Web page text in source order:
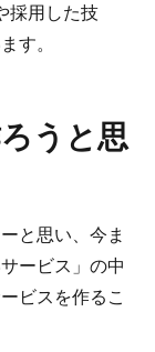
採用した技
す。
うと思
と思い、今ま
ービス」の中
ビスを作るこ